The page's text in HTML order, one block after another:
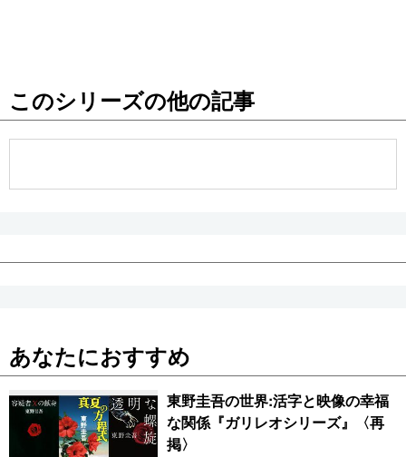
東京
このシリーズの他の記事
あなたにおすすめ
東野圭吾の世界:活字と映像の幸福
な関係『ガリレオシリーズ』〈再
掲〉